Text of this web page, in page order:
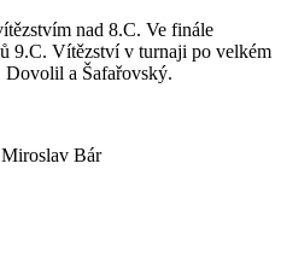
nad 8.C. Ve finále
9.C. Vítězství v turnaji po velkém
a Šafařovský.
Bár